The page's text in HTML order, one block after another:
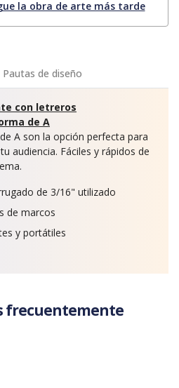
la obra de arte más tarde
Pautas de diseño
con letreros
de A
A son la opción perfecta para
audiencia. Fáciles y rápidos de
de 3/16" utilizado
de marcos
y portátiles
frecuentemente